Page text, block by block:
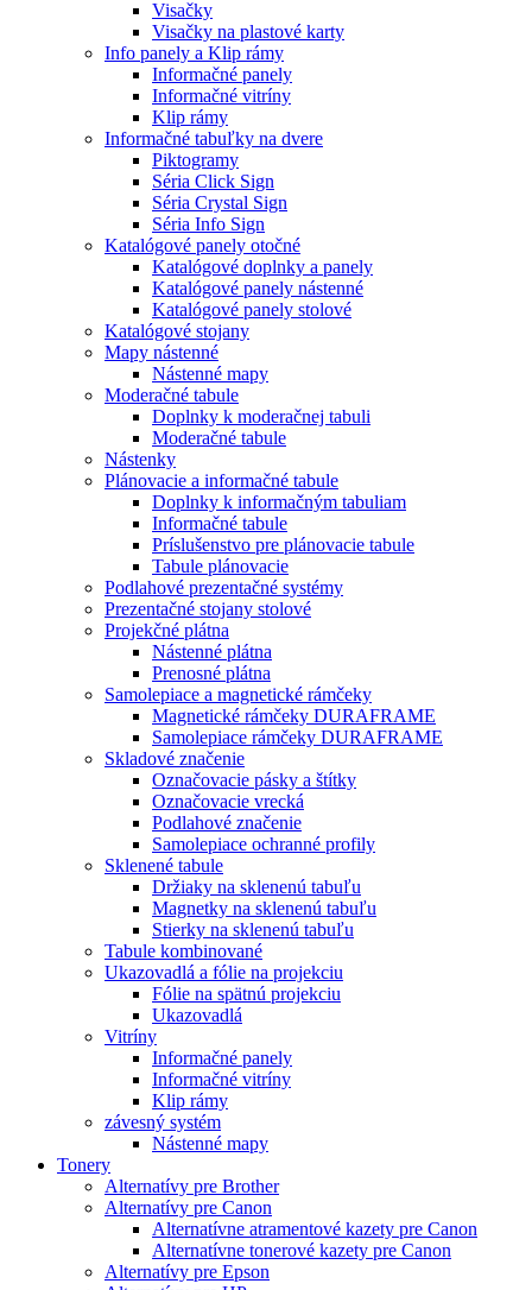
Visačky
Visačky na plastové karty
Info panely a Klip rámy
Informačné panely
Informačné vitríny
Klip rámy
Informačné tabuľky na dvere
Piktogramy
Séria Click Sign
Séria Crystal Sign
Séria Info Sign
Katalógové panely otočné
Katalógové doplnky a panely
Katalógové panely nástenné
Katalógové panely stolové
Katalógové stojany
Mapy nástenné
Nástenné mapy
Moderačné tabule
Doplnky k moderačnej tabuli
Moderačné tabule
Nástenky
Plánovacie a informačné tabule
Doplnky k informačným tabuliam
Informačné tabule
Príslušenstvo pre plánovacie tabule
Tabule plánovacie
Podlahové prezentačné systémy
Prezentačné stojany stolové
Projekčné plátna
Nástenné plátna
Prenosné plátna
Samolepiace a magnetické rámčeky
Magnetické rámčeky DURAFRAME
Samolepiace rámčeky DURAFRAME
Skladové značenie
Označovacie pásky a štítky
Označovacie vrecká
Podlahové značenie
Samolepiace ochranné profily
Sklenené tabule
Držiaky na sklenenú tabuľu
Magnetky na sklenenú tabuľu
Stierky na sklenenú tabuľu
Tabule kombinované
Ukazovadlá a fólie na projekciu
Fólie na spätnú projekciu
Ukazovadlá
Vitríny
Informačné panely
Informačné vitríny
Klip rámy
závesný systém
Nástenné mapy
Tonery
Alternatívy pre Brother
Alternatívy pre Canon
Alternatívne atramentové kazety pre Canon
Alternatívne tonerové kazety pre Canon
Alternatívy pre Epson